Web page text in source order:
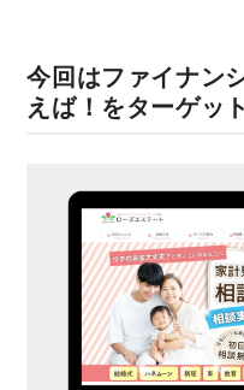
今回はファイナン
えば！をターゲッ